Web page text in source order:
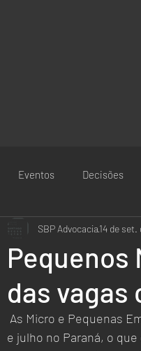
Eventos Decisões
Pequenos
das vagas
SBP Advocacia14 de set.
e julho no Paraná, o